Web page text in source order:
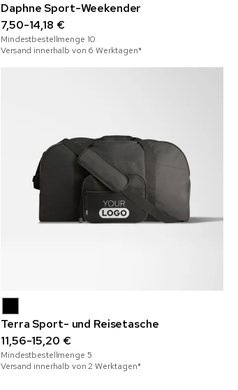
Daphne Sport-Weekender
7,50-14,18 €
Mindestbestellmenge 10
Versand innerhalb von 6 Werktagen*
Terra Sport- und Reisetasche
11,56-15,20 €
Mindestbestellmenge 5
Versand innerhalb von 2 Werktagen*